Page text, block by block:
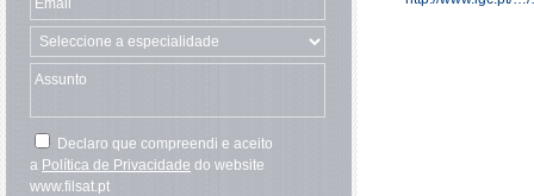
Declaro que compreendi e aceito
a Política de Privacidade do website
www.filsat.pt